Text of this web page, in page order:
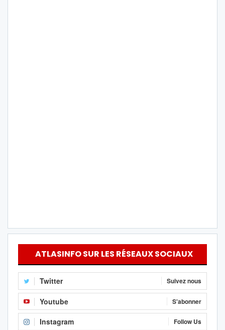
ATLASINFO SUR LES RÉSEAUX SOCIAUX
Twitter Suivez nous
Youtube S'abonner
Instagram Follow Us